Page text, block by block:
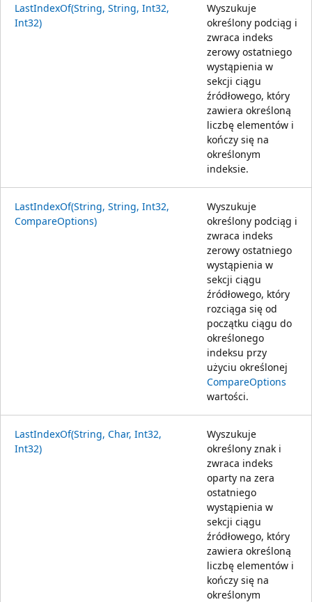
LastIndexOf(String, String, Int32,
Int32)
Wyszukuje
określony podciąg i
zwraca indeks
zerowy ostatniego
wystąpienia w
sekcji ciągu
źródłowego, który
zawiera określoną
liczbę elementów i
kończy się na
określonym
indeksie.
LastIndexOf(String, String, Int32,
CompareOptions)
Wyszukuje
określony podciąg i
zwraca indeks
zerowy ostatniego
wystąpienia w
sekcji ciągu
źródłowego, który
rozciąga się od
początku ciągu do
określonego
indeksu przy
użyciu określonej
CompareOptions
wartości.
LastIndexOf(String, Char, Int32,
Int32)
Wyszukuje
określony znak i
zwraca indeks
oparty na zera
ostatniego
wystąpienia w
sekcji ciągu
źródłowego, który
zawiera określoną
liczbę elementów i
kończy się na
określonym